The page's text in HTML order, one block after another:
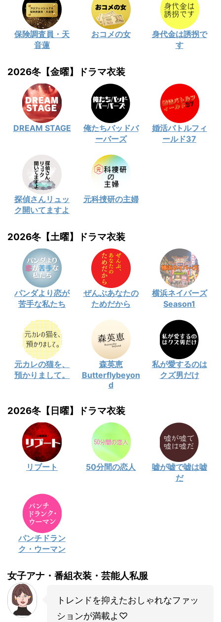
保険調査員・天
音蓮
おコメの女
身代金は誘拐で
す
2026冬【金曜】ドラマ衣装
DREAM STAGE
俺たちバッドバ
ーバーズ
婚活バトルフィ
ールド37
探偵さんリュッ
ク開いてますよ
元科捜研の主婦
2026冬【土曜】ドラマ衣装
パンダより恋が
苦手な私たち
ぜんぶあなたの
ためだから
横浜ネイバーズ
Season1
元カレの猫を、
預かりまして。
森英恵
Butterflybeyon
d
私が愛するのは
クズ男だけ
2026冬【日曜】ドラマ衣装
リブート 50分間の恋人
嘘が嘘で嘘は嘘
だ
パンチドラン
ク・ウーマン
女子アナ・番組衣装・芸能人私服
トレンドを抑えたおしゃれなファッ
ションが満載よ♡